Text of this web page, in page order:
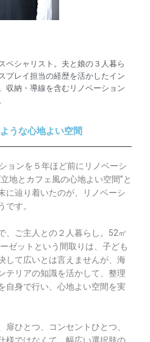
ペシャリスト。夫と娘の３人暮ら
プレイ担当の経歴を活かしたイン
収納・導線を含むリノベーション
うな心地よい空間
ョンを５年ほど前にリノベーシ
地とカフェ風の心地よい空間”と
に辿り着いたのが、リノベーシ
です。
、ご主人との２人暮らし。52㎡
ゼットという間取りは、子ども
して広いとは言えませんが、海
テリアの知識を活かして、整理
自身で行い、心地よい空間を実
扉ひとつ、コンセントひとつ、
様ではなくて、幅広い選択肢の